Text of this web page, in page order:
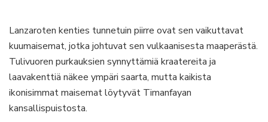
Lanzaroten kenties tunnetuin piirre ovat sen vaikuttavat
kuumaisemat, jotka johtuvat sen vulkaanisesta maaperästä.
Tulivuoren purkauksien synnyttämiä kraatereita ja
laavakenttiä näkee ympäri saarta, mutta kaikista
ikonisimmat maisemat löytyvät Timanfayan
kansallispuistosta.